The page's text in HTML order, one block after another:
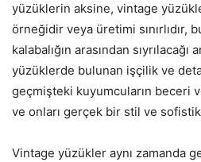
yüzüklerin aksine, vintage
örneğidir veya üretimi sınırlıdır,
kalabalığın arasından
yüzüklerde bulunan işçilik ve
geçmişteki kuyumcuların beceri
ve onları gerçek bir stil ve
Vintage yüzükler aynı zamanda